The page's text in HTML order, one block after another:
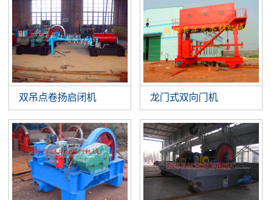
双吊点卷扬启闭机 龙门式双向门机